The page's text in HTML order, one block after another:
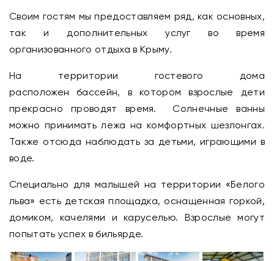
Своим гостям мы предоставляем ряд, как основных,
так и дополнительных услуг во время
организованного отдыха в Крыму.
На территории гостевого дома
расположен бассейн, в котором взрослые дети
прекрасно проводят время. Солнечные ванны
можно принимать лежа на комфортных шезлонгах.
Также отсюда наблюдать за детьми, играющими в
воде.
Специально для малышей на территории «Белого
льва» есть детская площадка, оснащенная горкой,
домиком, качелями и каруселью. Взрослые могут
попытать успех в бильярде.